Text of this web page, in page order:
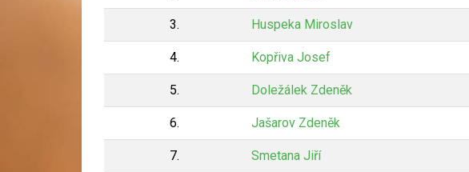
3. Huspeka Miroslav
4. Kopřiva Josef
5. Doležálek Zdeněk
6. Jašarov Zdeněk
7. Smetana Jiří